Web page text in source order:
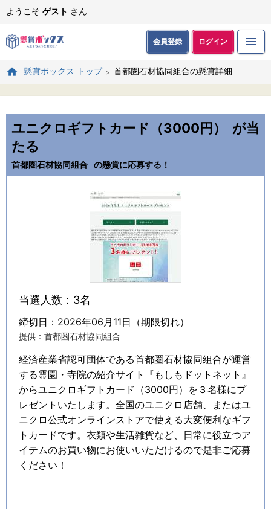
ようこそ ゲスト さん
会員登録 ログイン
懸賞ボックス トップ 首都圏石材協同組合の懸賞詳細
ユニクロギフトカード（3000円）
が当
たる
首都圏石材協同組合 の懸賞に応募する！
当選人数：3名
締切日：2026年06月11日（期限切れ）
提供：首都圏石材協同組合
経済産業省認可団体である首都圏石材協同組合が運営
する霊園・寺院の紹介サイト『もしもドットネット』
からユニクロギフトカード（3000円）を３名様にプ
レゼントいたします。全国のユニクロ店舗、またはユ
ニクロ公式オンラインストアで使える大変便利なギフ
トカードです。衣類や生活雑貨など、日常に役立つア
イテムのお買い物にお使いいただけるので是非ご応募
ください！